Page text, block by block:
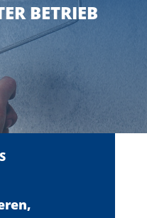
BETRIEB